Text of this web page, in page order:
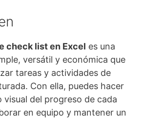
check list en Excel es una
versátil y económica que
tareas y actividades de
Con ella, puedes hacer
visual del progreso de cada
en equipo y mantener un